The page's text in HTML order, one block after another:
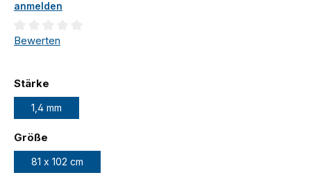
anmelden
Durchschnittliche Bewertung von 0 von 5 Sternen
Bewerten
Stärke
1,4 mm
Größe
81 x 102 cm